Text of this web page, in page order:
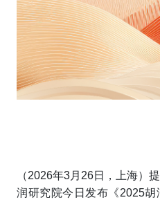
（2026年3月26日，上海）
润研究院今日发布《2025胡